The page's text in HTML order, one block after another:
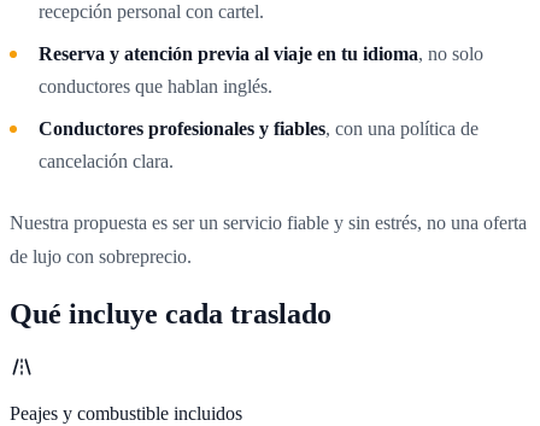
recepción personal con cartel.
Reserva y atención previa al viaje en tu idioma, no solo
conductores que hablan inglés.
Conductores profesionales y fiables, con una política de
cancelación clara.
Nuestra propuesta es ser un servicio fiable y sin estrés, no una oferta
de lujo con sobreprecio.
Qué incluye cada traslado
Peajes y combustible incluidos